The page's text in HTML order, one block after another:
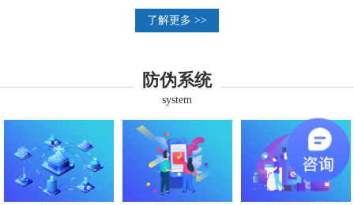
了解更多 >>
防伪系统
system